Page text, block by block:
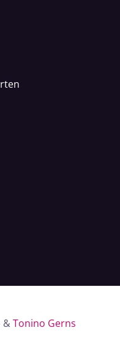
&Tonino Gerns